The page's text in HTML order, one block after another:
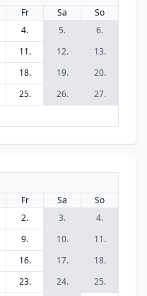
Fr Sa
So
4. 5.
6.
11. 12.
13.
18. 19.
20.
25. 26.
27.
Fr Sa
So
2. 3.
4.
9. 10.
11.
16. 17.
18.
23. 24.
25.